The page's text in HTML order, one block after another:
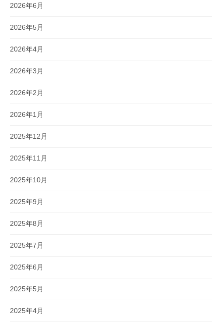
2026年6月
2026年5月
2026年4月
2026年3月
2026年2月
2026年1月
2025年12月
2025年11月
2025年10月
2025年9月
2025年8月
2025年7月
2025年6月
2025年5月
2025年4月